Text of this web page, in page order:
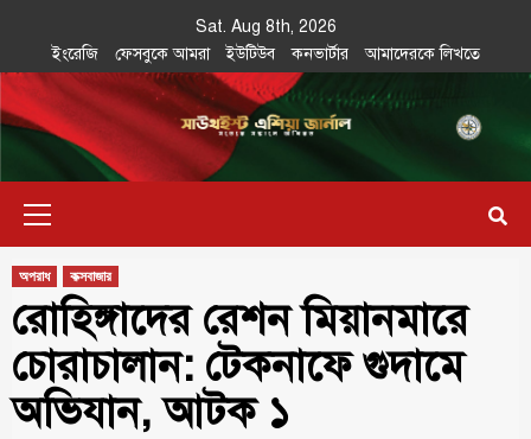
content
Sat. Aug 8th, 2026
ইংরেজি
ফেসবুকে আমরা ইউটিউব কনভার্টার আমাদেরকে লিখতে
Southeast
Asia Journal
IN SEARCH OF THE TRUTH
অপরাধ কক্সবাজার
রোহিঙ্গাদের রেশন মিয়ানমারে
চোরাচালান: টেকনাফে গুদামে
অভিযান, আটক ১